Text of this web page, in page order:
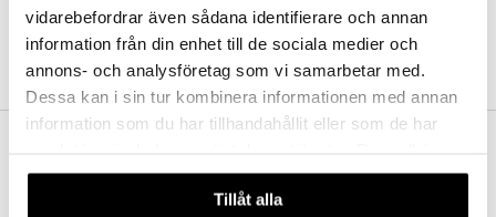
vidarebefordrar även sådana identifierare och annan
information från din enhet till de sociala medier och
annons- och analysföretag som vi samarbetar med.
Dessa kan i sin tur kombinera informationen med annan
information som du har tillhandahållit eller som de har
våra cookies vid fortsatt användande av vår webbplats.
Tillåt alla
LUO ASIAKAS
Aina maksuton vaihtoehto, huolimatta siitä ostatko yksittäisen
tuotteen tai koko tilauksellesi joka ylittää 50 €.